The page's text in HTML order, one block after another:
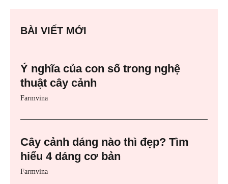
BÀI VIẾT MỚI
Ý nghĩa của con số trong nghệ
thuật cây cảnh
Farmvina
Cây cảnh dáng nào thì đẹp? Tìm
hiểu 4 dáng cơ bản
Farmvina